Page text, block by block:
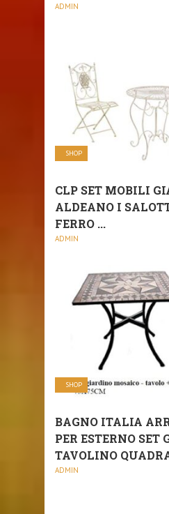
ADMIN
SHOP
CLP SET MOBILI
ALDEANO I
FERRO ...
ADMIN
SHOP
BAGNO ITALIA
PER ESTERNO SET
TAVOLINO
ADMIN